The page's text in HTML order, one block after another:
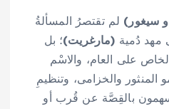
سيغور) لم تقتصرُ المسألةُ
دُمية (مارغريت)؛ بل
على العام، والاسْم
المنثور والخزامى، وتنظيمِ
بالقِصَّة عن قُرب أو